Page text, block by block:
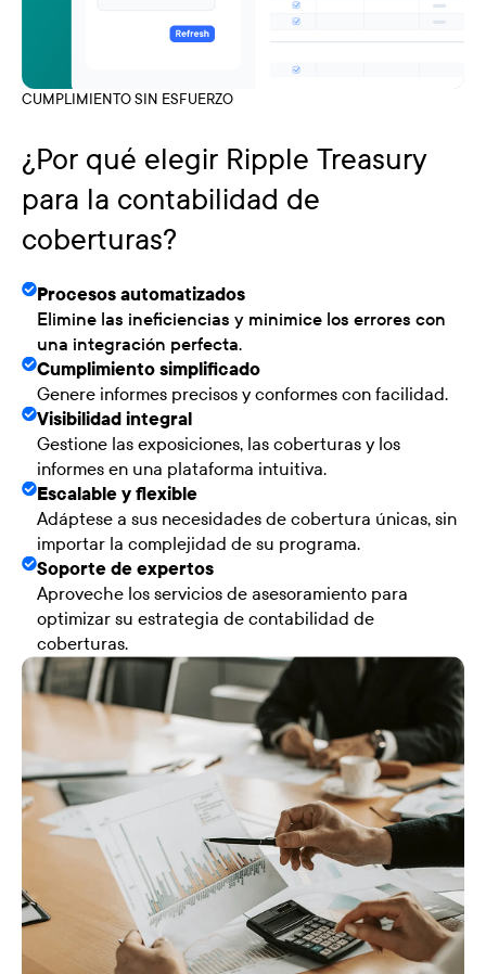
CUMPLIMIENTO SIN ESFUERZO
¿Por qué elegir Ripple Treasury
para la contabilidad de
coberturas?
Procesos automatizados
Elimine las ineficiencias y minimice los errores con
una integración perfecta.
Cumplimiento simplificado
Genere informes precisos y conformes con facilidad.
Visibilidad integral
Gestione las exposiciones, las coberturas y los
informes en una plataforma intuitiva.
Escalable y flexible
Adáptese a sus necesidades de cobertura únicas, sin
importar la complejidad de su programa.
Soporte de expertos
Aproveche los servicios de asesoramiento para
optimizar su estrategia de contabilidad de
coberturas.